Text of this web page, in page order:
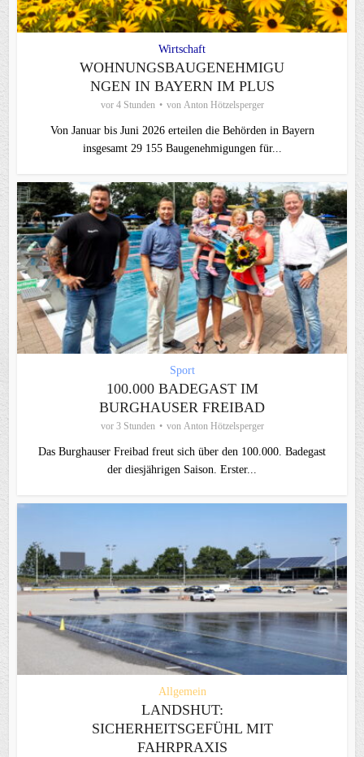
Wirtschaft
WOHNUNGSBAUGENEHMIGU
NGEN IN BAYERN IM PLUS
vor 4 Stunden von Anton Hötzelsperger
Von Januar bis Juni 2026 erteilen die Behörden in Bayern
insgesamt 29 155 Baugenehmigungen für...
Sport
100.000 BADEGAST IM
BURGHAUSER FREIBAD
vor 3 Stunden von Anton Hötzelsperger
Das Burghauser Freibad freut sich über den 100.000. Badegast
der diesjährigen Saison. Erster...
Allgemein
LANDSHUT:
SICHERHEITSGEFÜHL MIT
FAHRPRAXIS